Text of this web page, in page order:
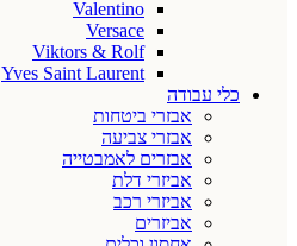
Valentino
Versace
Viktors & Rolf
Yves Saint Laurent
כלי עבודה
אבזרי ביטחות
אבזרי צביעה
אבזרים לאמבטייה
אביזרי דלת
אביזרי רכב
אביזרים